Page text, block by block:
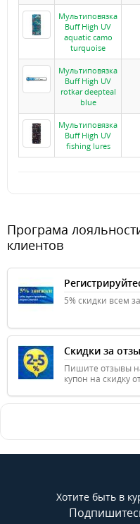
Мультиповязка
Buff High UV
aquatic camo
turquoise
Мультиповязка
Buff High UV
rotkar deepteal
blue
Мультиповязка
Buff High UV
fishing lures
Програма
клиентов
5% скидки всем
Скидки за
Пишите отзывы
купон на скидку
Хотите быть в